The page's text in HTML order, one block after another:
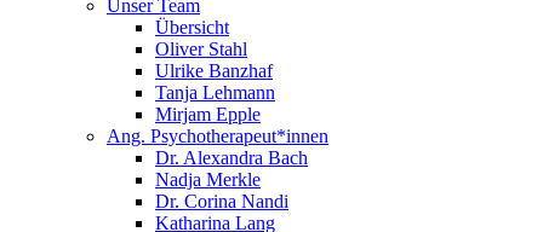
Unser Team
Übersicht
Oliver Stahl
Ulrike Banzhaf
Tanja Lehmann
Mirjam Epple
Ang. Psychotherapeut*innen
Dr. Alexandra Bach
Nadja Merkle
Dr. Corina Nandi
Katharina Lang